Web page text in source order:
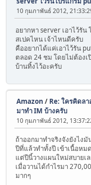
10 กุมภาพันธ์ 2012,
อยากหา server เอาไว้รั
สเปคไหน เจ้าไหนดีครับ
คืออยากได้แค่เอาไว้รัน
ตลอด 24 ชม โดยไม่ต้อง
บ้านทิ้งไว้อะครับ
Amazon / Re: ใครคิดล
มาทำ IM บ้างครับ
10 กุมภาพันธ์ 2012,
ถ้าออกมาทำจริงจังยังไง
ปีที่แล้วทำทั้งปี เข้าเนื้อหมด
แต่ปีนี้วางแผนใหม่สบายเ
เมื่อวานได้กำไรมา
มากๆ